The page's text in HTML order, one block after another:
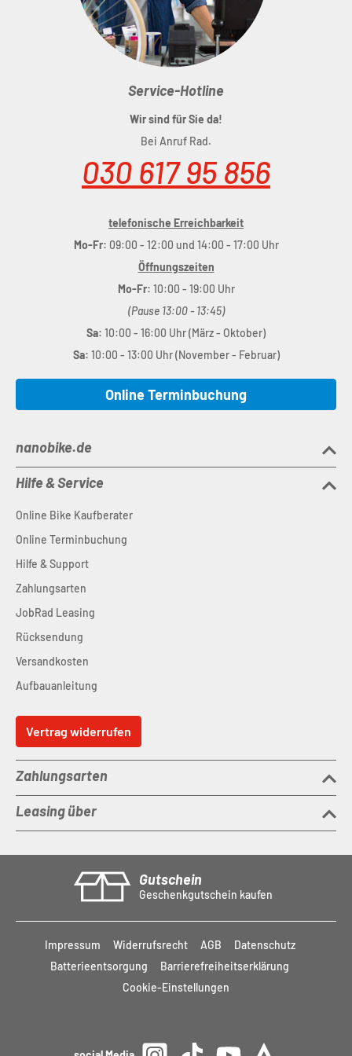
Service-Hotline
Wir sind für Sie da!
Bei Anruf Rad.
030 617 95 856
telefonische Erreichbarkeit
Mo-Fr: 09:00 - 12:00 und 14:00 - 17:00 Uhr
Öffnungszeiten
Mo-Fr: 10:00 - 19:00 Uhr
(Pause 13:00 - 13:45)
Sa: 10:00 - 16:00 Uhr (März - Oktober)
Sa: 10:00 - 13:00 Uhr (November - Februar)
Online Terminbuchung
nanobike.de
Hilfe & Service
Online Bike Kaufberater
Online Terminbuchung
Hilfe & Support
Zahlungsarten
JobRad Leasing
Rücksendung
Versandkosten
Aufbauanleitung
Vertrag widerrufen
Zahlungsarten
Leasing über
Gutschein
Geschenkgutschein kaufen
Impressum Widerrufsrecht AGB
Datenschutz
Batterieentsorgung
Barrierefreiheitserklärung
Cookie-Einstellungen